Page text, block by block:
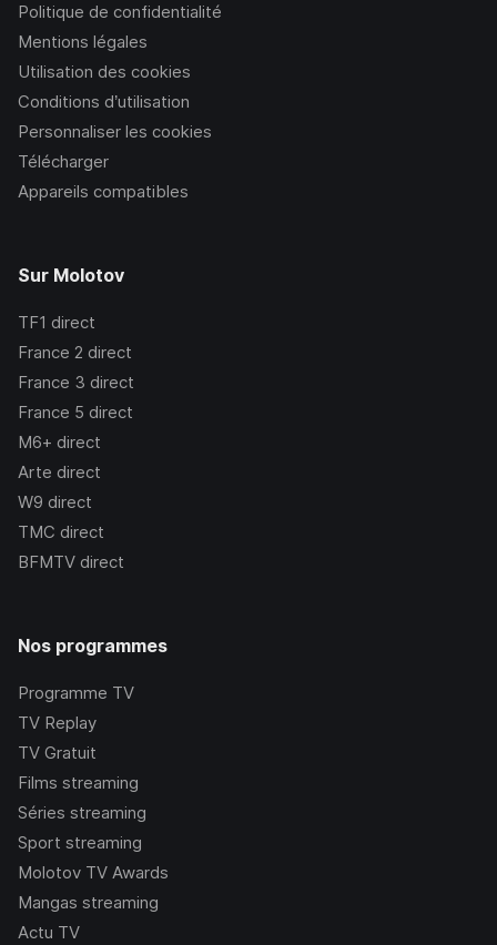
Politique de confidentialité
Mentions légales
Utilisation des cookies
Conditions d’utilisation
Personnaliser les cookies
Télécharger
Appareils compatibles
Sur Molotov
TF1 direct
France 2 direct
France 3 direct
France 5 direct
M6+ direct
Arte direct
W9 direct
TMC direct
BFMTV direct
Nos programmes
Programme TV
TV Replay
TV Gratuit
Films streaming
Séries streaming
Sport streaming
Molotov TV Awards
Mangas streaming
Actu TV